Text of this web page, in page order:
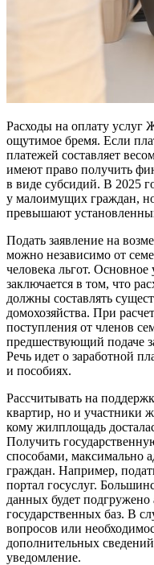
Расходы на оплату
ощутимое бремя. Если
платежей составляет
имеют право получить
в виде субсидий. В 2025
у малоимущих граждан,
превышают
Подать заявление на
можно независимо от
человека льгот.
заключается в том, что
должны составлять
домохозяйства. При
поступления от членов
предшествующий подаче
Речь идет о заработной
и пособиях.
Рассчитывать на
квартир, но и участники
кому жилплощадь
Получить
способами, максимально
граждан. Например,
портал госуслуг.
данных будет
государственных баз. В
вопросов или
дополнительных
уведомление.